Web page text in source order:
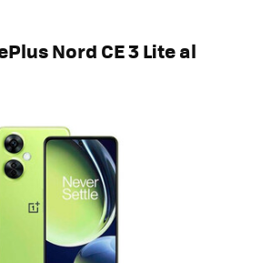
Nord CE 3 Lite al